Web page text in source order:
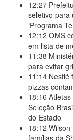
12:27
seletivo para
‘Programa
12:12 OMS
em lista de
11:38
para evitar
11:14 Nestlé
pizzas
18:16 Atletas
Seleção
do Estado
18:12 Wilson
famílias da